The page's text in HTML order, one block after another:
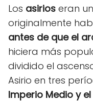
Los asirios eran
originalmente
antes de que el
hiciera más
dividido el
Asirio en tres
Imperio Medio y